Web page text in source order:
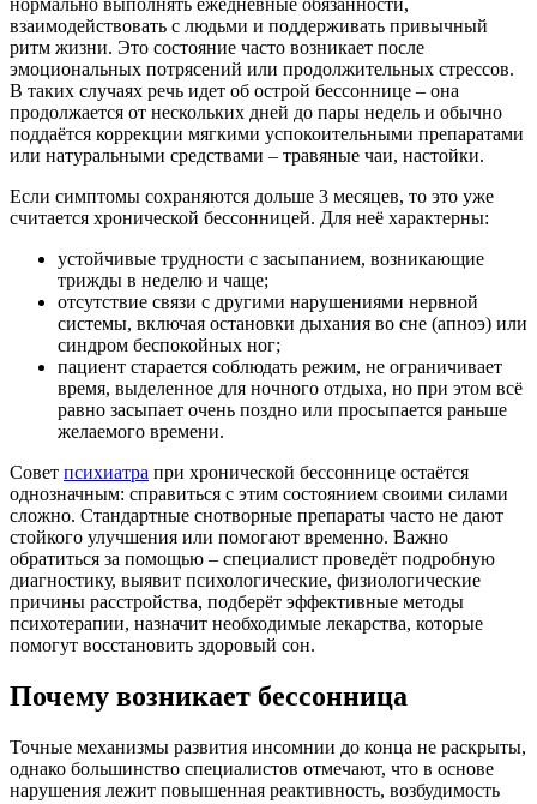
нормально выполнять ежедневные обязанности,
взаимодействовать с людьми и поддерживать привычный
ритм жизни. Это состояние часто возникает после
эмоциональных потрясений или продолжительных стрессов.
В таких случаях речь идет об острой бессоннице – она
продолжается от нескольких дней до пары недель и обычно
поддаётся коррекции мягкими успокоительными препаратами
или натуральными средствами – травяные чаи, настойки.
Если симптомы сохраняются дольше 3 месяцев, то это уже
считается хронической бессонницей. Для неё характерны:
устойчивые трудности с засыпанием, возникающие
трижды в неделю и чаще;
отсутствие связи с другими нарушениями нервной
системы, включая остановки дыхания во сне (апноэ) или
синдром беспокойных ног;
пациент старается соблюдать режим, не ограничивает
время, выделенное для ночного отдыха, но при этом всё
равно засыпает очень поздно или просыпается раньше
желаемого времени.
Совет психиатра при хронической бессоннице остаётся
однозначным: справиться с этим состоянием своими силами
сложно. Стандартные снотворные препараты часто не дают
стойкого улучшения или помогают временно. Важно
обратиться за помощью – специалист проведёт подробную
диагностику, выявит психологические, физиологические
причины расстройства, подберёт эффективные методы
психотерапии, назначит необходимые лекарства, которые
помогут восстановить здоровый сон.
Почему возникает бессонница
Точные механизмы развития инсомнии до конца не раскрыты,
однако большинство специалистов отмечают, что в основе
нарушения лежит повышенная реактивность, возбудимость